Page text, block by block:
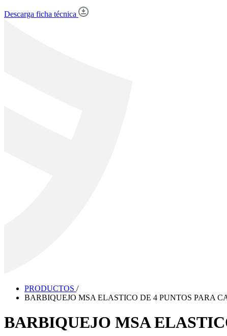
Descarga ficha técnica
PRODUCTOS /
BARBIQUEJO MSA ELASTICO DE 4 PUNTOS PARA
BARBIQUEJO MSA